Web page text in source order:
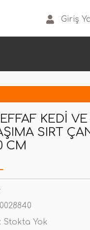
Giriş
KEDI
SIRT
CM
Stokta Yok